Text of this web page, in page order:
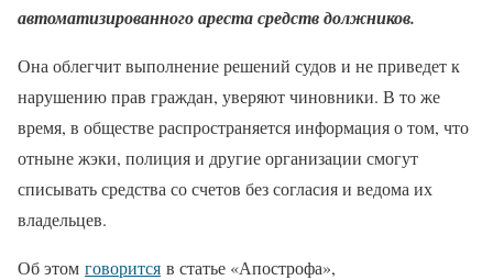
автоматизированного ареста средств должников.
Она облегчит выполнение решений судов и не приведет к
нарушению прав граждан, уверяют чиновники. В то же
время, в обществе распространяется информация о том, что
отныне жэки, полиция и другие организации смогут
списывать средства со счетов без согласия и ведома их
владельцев.
Об этом говорится в статье «Апострофа»,